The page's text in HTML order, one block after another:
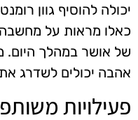
יכולה להוסיף גוון
כאלו מראות על מחשבה
של אושר במהלך היום.
אהבה יכולים לשדרג את
פעילויות